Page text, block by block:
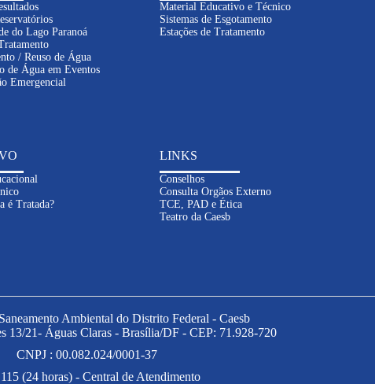
do Lago Paranoá
/ Reuso de Água
de Água em Eventos
Emergencial
Material Educativo e Técnico
Sistemas de Esgotamento
Estações de Tratamento
é Tratada?
LINKS
Conselhos
Consulta Orgãos Externo
TCE, PAD e Ética
Teatro da Caesb
Ambiental do Distrito Federal - Caesb
13/21- Águas Claras - Brasília/DF - CEP: 71.928-720
CNPJ : 00.082.024/0001-37
(24 horas) - Central de Atendimento